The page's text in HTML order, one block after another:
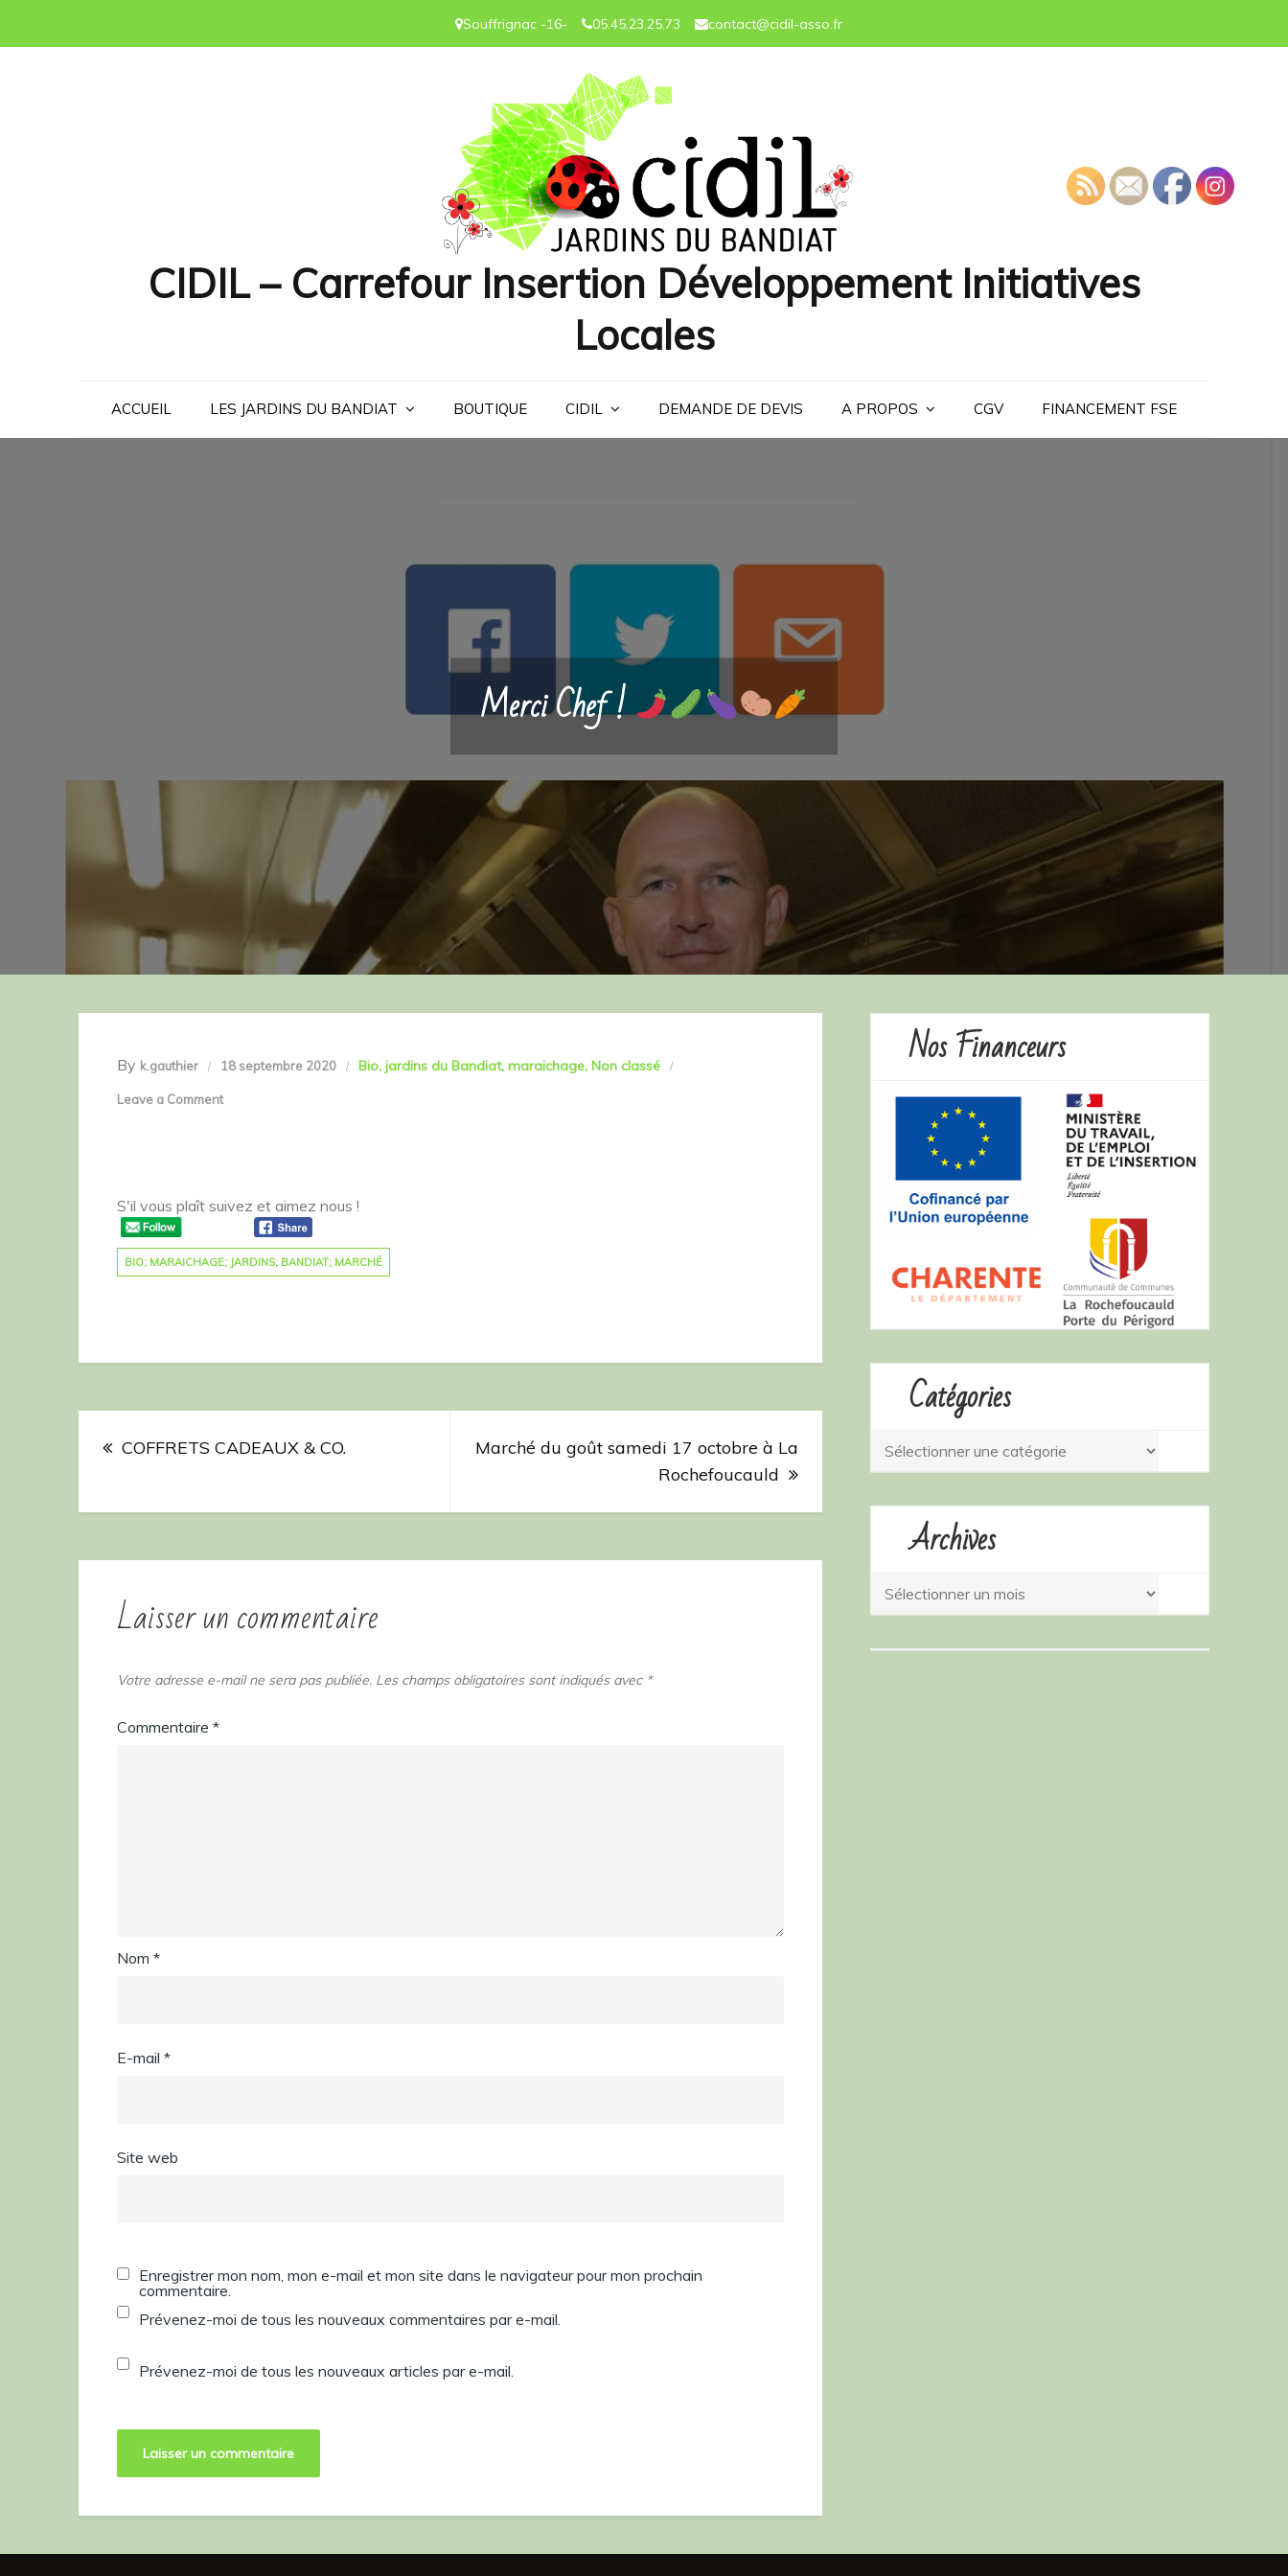
Souffrignac -16- 05.45.23.25.73 contact@cidil-asso.fr
CIDIL – Carrefour Insertion Développement Initiatives
Locales
ACCUEIL LES JARDINS DU BANDIAT BOUTIQUE CIDIL DEMANDE DE DEVIS A PROPOS CGV FINANCEMENT FSE
Merci Chef !
By k.gauthier 18 septembre 2020 Bio jardins du Bandiat maraichage Non classé
Leave a Commenton
S'il vous plaît suivez et aimez nous !
BIO; MARAICHAGE; JARDINS; BANDIAT; MARCHÉ
Navigation
l’article
COFFRETS CADEAUX & CO.
Marché du goût samedi 17 octobre à La
Rochefoucauld
Laisser un commentaire
Votre adresse e-mail ne sera pas publiée. Les champs obligatoires sont indiqués avec *
Commentaire *
Nom *
E-mail *
Site web
Enregistrer mon nom, mon e-mail et mon site dans le navigateur pour mon prochain
commentaire.
Prévenez-moi de tous les nouveaux commentaires par e-mail.
Prévenez-moi de tous les nouveaux articles par e-mail.
Nos Financeurs
Catégories
Catégories
Archives
Archives